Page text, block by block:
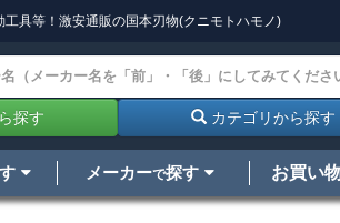
工具等！激安通販の国本刃物(クニモトハモノ)
探す カテゴリから探す
メーカーで探す お買い